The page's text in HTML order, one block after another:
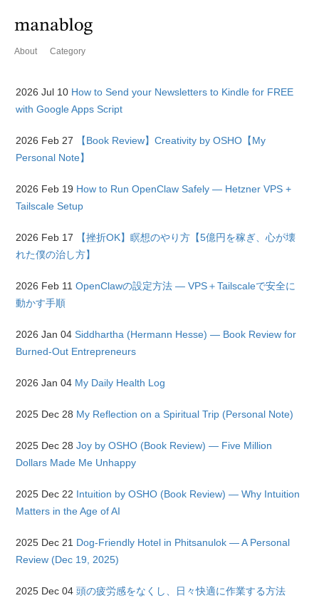
About Category
2026 Jul 10 How to Send your Newsletters to Kindle for FREE
with Google Apps Script
2026 Feb 27
【Book Review】Creativity by OSHO【My
Personal Note】
2026 Feb 19 How to Run OpenClaw Safely — Hetzner VPS +
Tailscale Setup
2026 Feb 17
【挫折OK】瞑想のやり方【5億円を稼ぎ、心が壊
れた僕の治し方】
2026 Feb 11 OpenClawの設定方法 — VPS＋Tailscaleで安全に
動かす手順
2026 Jan 04 Siddhartha (Hermann Hesse) — Book Review for
Burned-Out Entrepreneurs
2026 Jan 04 My Daily Health Log
2025 Dec 28 My Reflection on a Spiritual Trip (Personal Note)
2025 Dec 28 Joy by OSHO (Book Review) — Five Million
Dollars Made Me Unhappy
2025 Dec 22 Intuition by OSHO (Book Review) — Why Intuition
Matters in the Age of AI
2025 Dec 21 Dog-Friendly Hotel in Phitsanulok — A Personal
Review (Dec 19, 2025)
2025 Dec 04 頭の疲労感をなくし、日々快適に作業する方法